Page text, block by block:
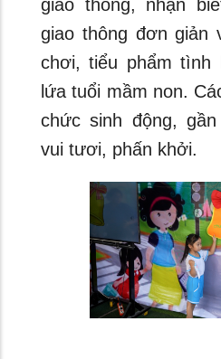
giao thông, nhận
giao thông đơn giản
chơi, tiểu phẩm tình
lứa tuổi mầm non.
chức sinh động,
vui tươi, phấn khởi.